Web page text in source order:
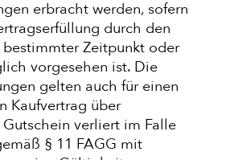
erbracht werden, sofern
durch den
Zeitpunkt oder
vorgesehen ist. Die
gelten auch für einen
Kaufvertrag über
verliert im Falle
§ 11 FAGG mit